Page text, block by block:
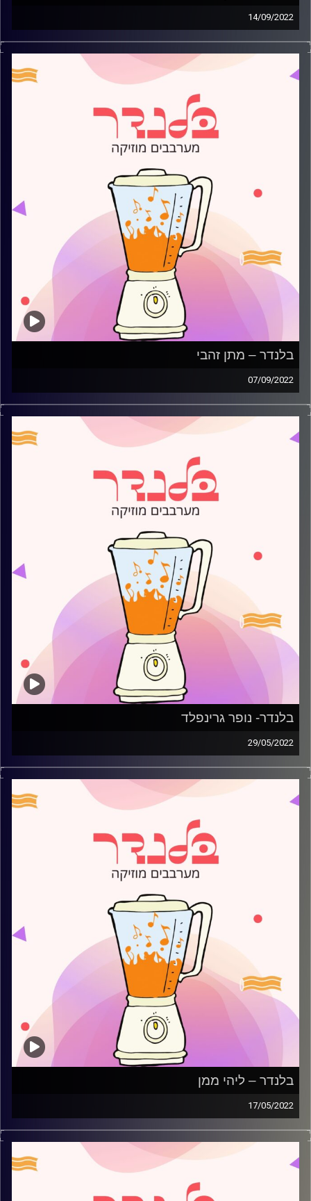
14/09/2022
מוזיקה קצבית חדשה עם מתן זהבי.
קרדיט תמונות:
AudioVersity
בלנדר – מתן זהבי
07/09/2022
מוזיקה קצבית חדשה עם מתן זהבי.
קרדיט תמונות:
AudioVersity
בלנדר- נופר גרינפלד
29/05/2022
מוזיקה קצבית חדשה עם נופר גרינפלד
קרדיט תמונות:
AudioVersity
בלנדר – ליהי ממן
17/05/2022
מוזיקה קצבית חדשה עם ליהי ממן.
קרדיט תמונות:
AudioVersity